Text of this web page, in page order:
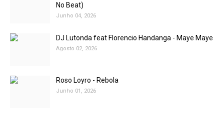
No Beat)
Junho 04, 2026
DJ Lutonda feat Florencio Handanga - Maye Maye
Agosto 02, 2026
Roso Loyro - Rebola
Junho 01, 2026